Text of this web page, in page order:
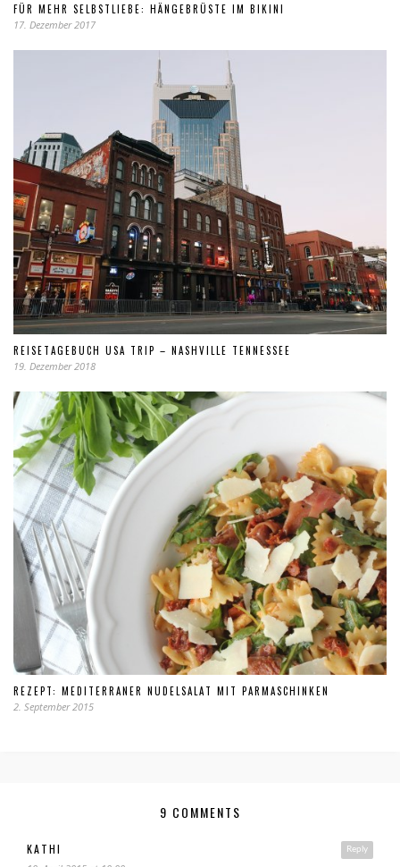
FÜR MEHR SELBSTLIEBE: HÄNGEBRÜSTE IM BIKINI
17. Dezember 2017
REISETAGEBUCH USA TRIP – NASHVILLE TENNESSEE
19. Dezember 2018
REZEPT: MEDITERRANER NUDELSALAT MIT PARMASCHINKEN
2. September 2015
9 COMMENTS
Reply
KATHI